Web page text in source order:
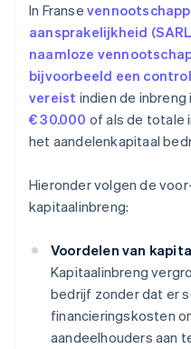
In Franse
aansprakelijkheid
naamloze
bijvoorbeeld een
vereist indien de
€ 30.000 of als de totale
het aandelenkapitaal
Hieronder volgen de
kapitaalinbreng:
Voordelen van
Kapitaalinbreng
bedrijf zonder dat er
financieringskosten
aandeelhouders aan